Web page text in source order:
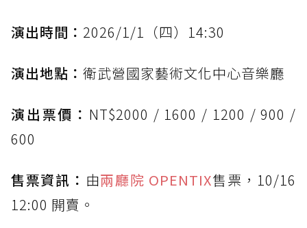
演出時間： 2026/1/1（四）14:30
演出地點： 衛武營國家藝術文化中心音樂廳
演出票價： NT$2000 / 1600 / 1200 / 900 /
600
售票資訊： 由兩廳院 OPENTIX售票，10/16
12:00 開賣。